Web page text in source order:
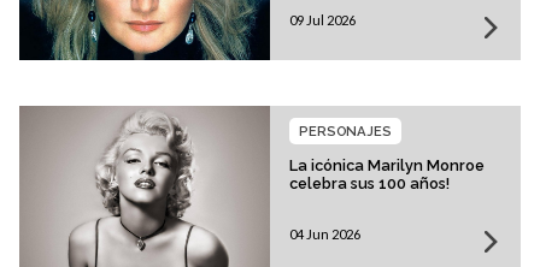
09 Jul 2026
La icónica Marilyn Monroe
celebra sus 100 años!
PERSONAJES
04 Jun 2026